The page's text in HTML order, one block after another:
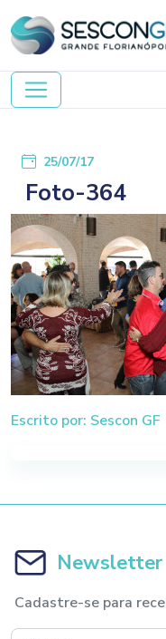
25/07/17
Foto-364
Escrito por: Sescon GF
Newsletter
Cadastre-se para